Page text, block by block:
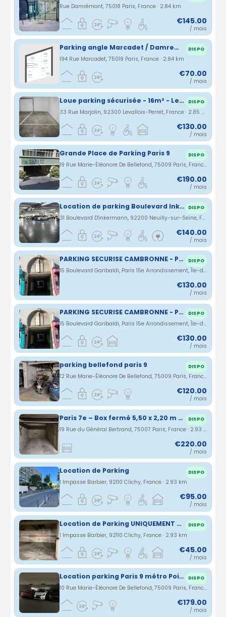
Rue Damrémont, 75018 Paris, France · 2.84 km
€145.00
/ mois
Parking angle Marcadet / Damremont DISPO
194 Rue Marcadet, 75018 Paris, France · 2.84 km
€70.00
/ mois
Loue parking sécurisée - 16m² - Levallois-Perret - Quartier Jean Zay DISPO
33 Rue Marjolin, 92300 Levallois-Perret, France · 2.85 km
€130.00
/ mois
Grande Place de Parking Paris 9 DISPO
19 Rue Marie-Éléonore De Bellefond, 75009 Paris, France · 2.87 km
€190.00
/ mois
Location de parking Boulevard Inkermann Neuilly sur Seine DISPO
31 Boulevard D'inkermann, 92200 Neuilly-sur-Seine, France · 2.9 km
€140.00
/ mois
PARKING SECURISE CAMBRONNE - PARIS 15 - 75015 DISPO
15 Boulevard Garibaldi, Paris 15e Arrondissement, Île-de-France, France · 2.92 km
€130.00
/ mois
PARKING SECURISE CAMBRONNE - PARIS 15 - 75015 DISPO
15 Boulevard Garibaldi, Paris 15e Arrondissement, Île-de-France, France · 2.92 km
€130.00
/ mois
parking bellefond paris 9 DISPO
12 Rue Marie-Éléonore De Bellefond, 75009 Paris, France · 2.92 km
€120.00
/ mois
Paris 7e – Box fermé 5,50 x 2,20 m – Résidence de standing (Necker) DISPO
19 Rue du Général Bertrand, 75007 Paris, France · 2.93 km
€220.00
/ mois
Location de Parking DISPO
1 Impasse Barbier, 92110 Clichy, France · 2.93 km
€95.00
/ mois
Location de Parking UNIQUEMENT pour 2 roues DISPO
1 Impasse Barbier, 92110 Clichy, France · 2.93 km
€45.00
/ mois
Location parking Paris 9 métro Poissonnière DISPO
10 Rue Marie-Éléonore De Bellefond, 75009 Paris, France · 2.94 km
€179.00
/ mois